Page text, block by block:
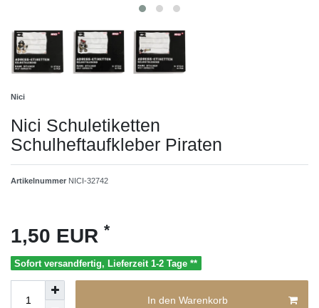
Nici
Nici Schuletiketten
Schulheftaufkleber Piraten
Artikelnummer NICI-32742
1,50 EUR *
Sofort versandfertig, Lieferzeit 1-2 Tage **
In den Warenkorb